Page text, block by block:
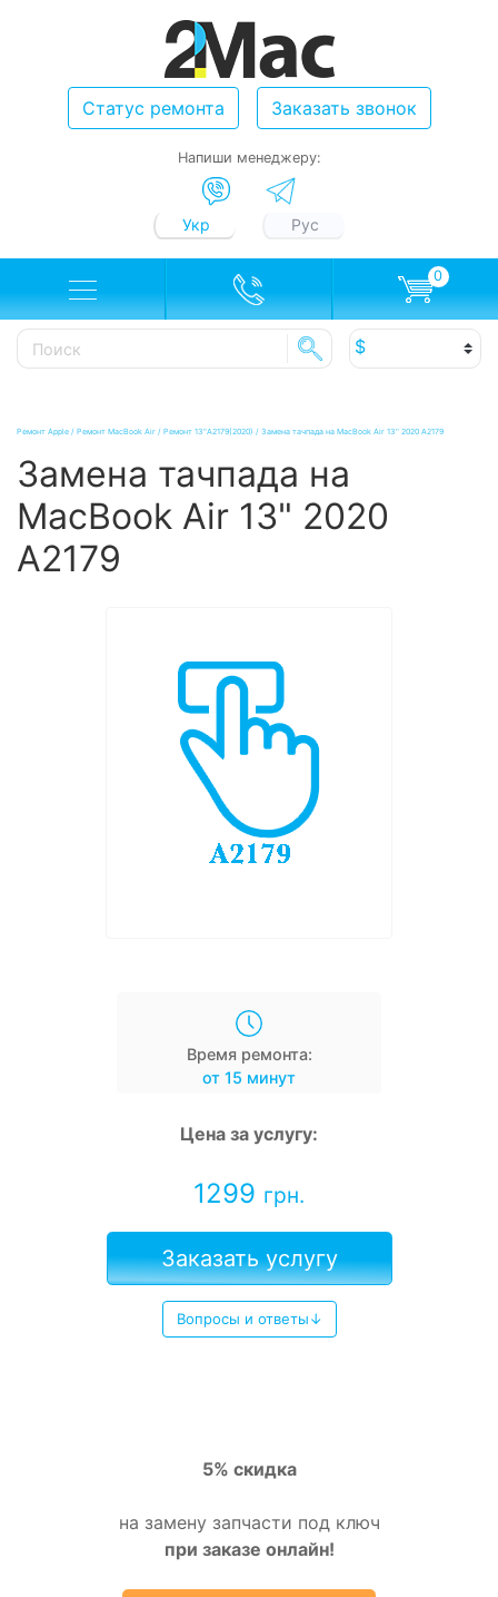
Статус ремонта Заказать звонок
Напиши менеджеру:
Укр Рус
0
Ремонт Apple / Ремонт MacBook Air / Ремонт 13"A2179(2020) / Замена тачпада на MacBook Air 13" 2020 A2179
Замена тачпада на
MacBook Air 13" 2020
A2179
Время ремонта:
от 15 минут
Цена за услугу:
1299 грн.
Заказать услугу
Вопросы и ответы↓
5% скидка
на замену запчасти под ключ
при заказе онлайн!